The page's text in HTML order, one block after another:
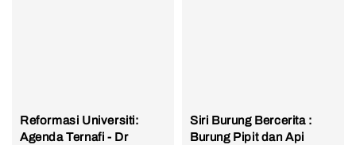
Reformasi Universiti:
Agenda Ternafi - Dr
Siri Burung Bercerita :
Burung Pipit dan Api